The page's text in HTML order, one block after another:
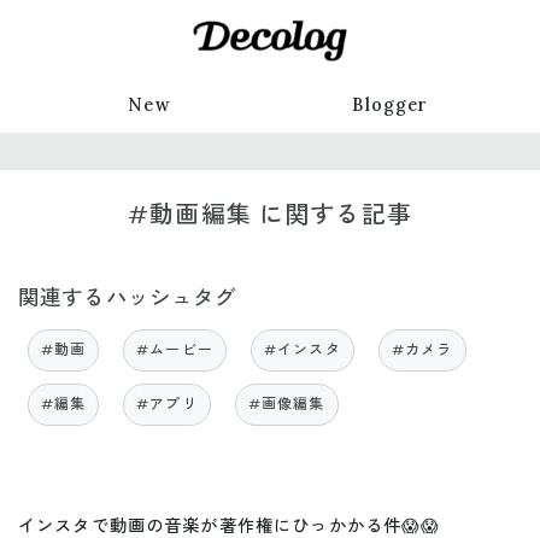
New Blogger
#動画編集 に関する記事
関連するハッシュタグ
#動画 #ムービー #インスタ #カメラ
#編集 #アプリ #画像編集
インスタで動画の音楽が著作権にひっかかる件😱😱